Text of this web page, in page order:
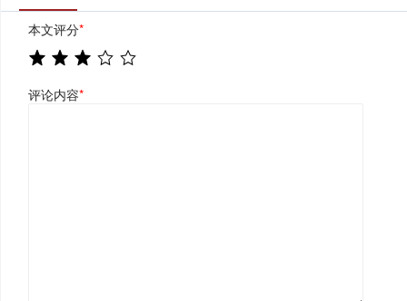
本文评分*
评论内容*